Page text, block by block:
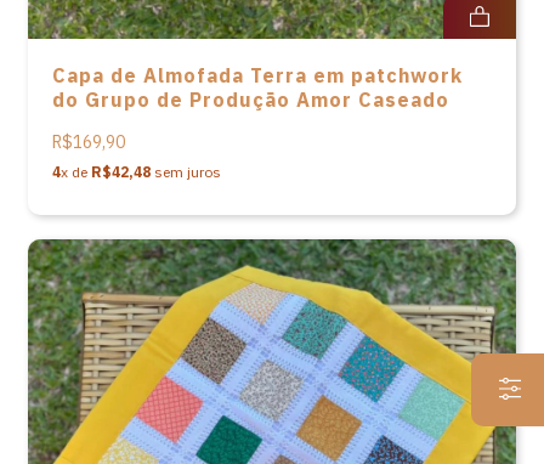
Capa de Almofada Terra em patchwork
do Grupo de Produção Amor Caseado
R$169,90
4x de R$42,48 sem juros